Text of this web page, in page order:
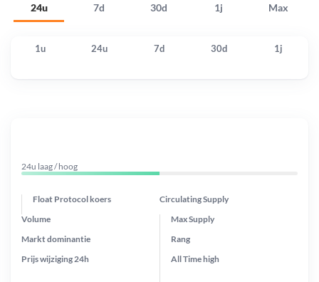
24u 7d 30d 1j Max
1u 24u 7d 30d 1j
24u laag / hoog
Float Protocol koers Circulating Supply
Prijs wijziging 24h
Max Supply
Markt dominantie
Volume
Rang
All Timehigh